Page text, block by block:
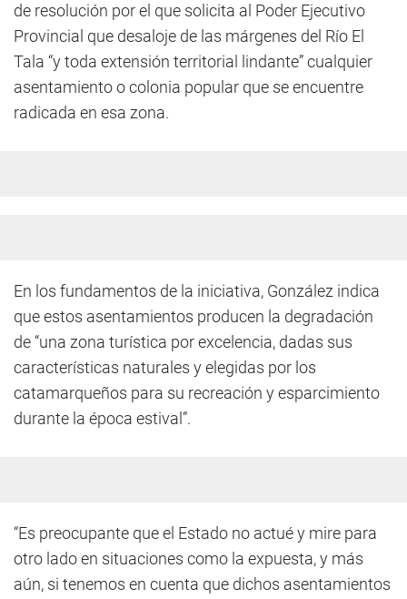
de resolución por el que solicita al Poder Ejecutivo
Provincial que desaloje de las márgenes del Río El
Tala “y toda extensión territorial lindante” cualquier
asentamiento o colonia popular que se encuentre
radicada en esa zona.
En los fundamentos de la iniciativa, González indica
que estos asentamientos producen la degradación
de “una zona turística por excelencia, dadas sus
características naturales y elegidas por los
catamarqueños para su recreación y esparcimiento
durante la época estival”.
“Es preocupante que el Estado no actué y mire para
otro lado en situaciones como la expuesta, y más
aún, si tenemos en cuenta que dichos asentamientos